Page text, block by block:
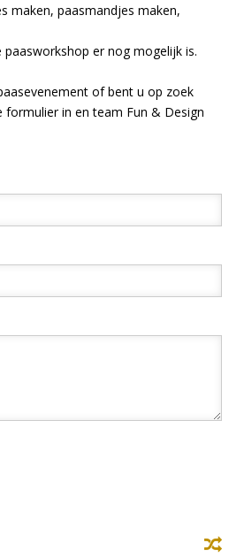
maken, paasmandjes maken,
er nog mogelijk is.
of bent u op zoek
formulier in en team Fun & Design